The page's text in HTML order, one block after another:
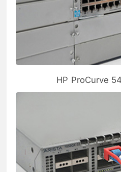
HP ProCurve